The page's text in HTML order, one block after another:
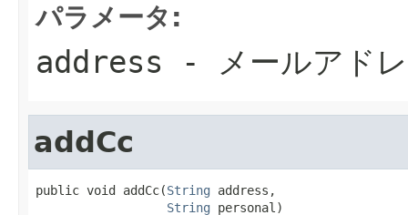
パラメータ:
address - メールアド
addCc
public void addCc(String address,
String personal)